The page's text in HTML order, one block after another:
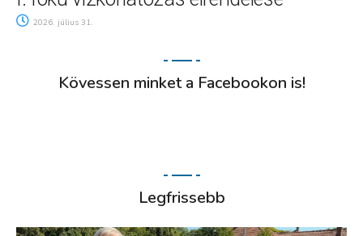
2026. július 31.
Kövessen minket a Facebookon is!
Legfrissebb